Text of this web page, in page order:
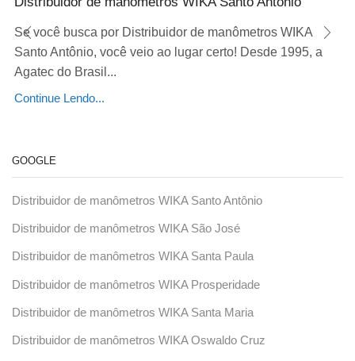
Se você busca por Distribuidor de manômetros WIKA
Santo Antônio, você veio ao lugar certo! Desde 1995, a
Agatec do Brasil...
Continue Lendo...
GOOGLE
Distribuidor de manômetros WIKA Santo Antônio
Distribuidor de manômetros WIKA São José
Distribuidor de manômetros WIKA Santa Paula
Distribuidor de manômetros WIKA Prosperidade
Distribuidor de manômetros WIKA Santa Maria
Distribuidor de manômetros WIKA Oswaldo Cruz